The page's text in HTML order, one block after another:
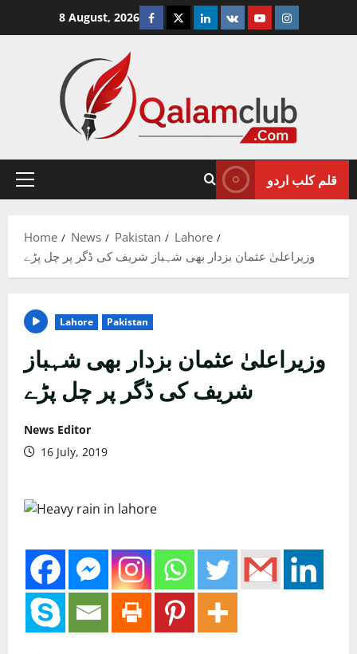
8 August, 2026 Facebook
TwitterLinkedin
VK YoutubeInstagram
Primary
قلم کلب اردو
Home News Pakistan
Lahore
وزیراعلیٰ عثمان بزدار بھی شہباز شریف کی ڈگر پر چل پڑے
Lahore Pakistan
وزیراعلیٰ عثمان بزدار بھی شہباز
شریف کی ڈگر پر چل پڑے
News Editor
16 July, 2019